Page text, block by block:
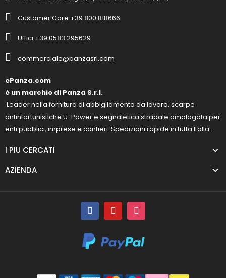
Customer Care +39 800 818666
Uffici +39 0583 295629
commerciale@panzasrl.com
ePanza.com
è un marchio di Panza S.r.l.
Leader nella fornitura di abbigliamento da lavoro, scarpe
antinfortunistiche U-Power e segnaletica stradale omologata per
enti pubblici, imprese e cantieri. Spedizioni rapide in tutta Italia.
I PIU CERCATI
AZIENDA